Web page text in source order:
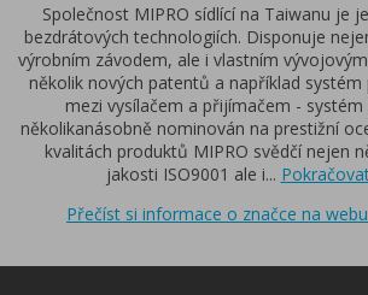
Společnost MIPRO sídlící na Taiwanu je
bezdrátových technologiích. Disponuje
výrobním závodem, ale i vlastním
několik nových patentů a například
mezi vysílačem a přijímačem - systém
několikanásobně nominován na prestižní
kvalitách produktů MIPRO svědčí nejen
jakosti ISO9001 ale i...
Přečíst si informace o značce na